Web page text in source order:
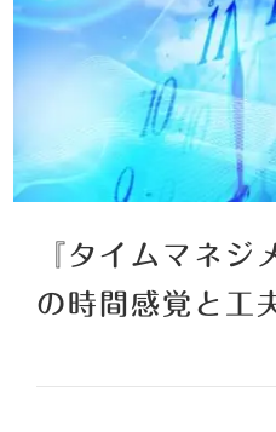
『タイムマネジ
の時間感覚と工